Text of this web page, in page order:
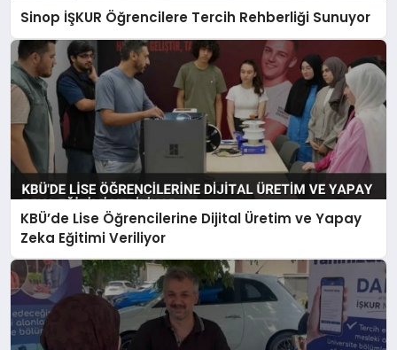
Sinop İŞKUR Öğrencilere Tercih Rehberliği Sunuyor
KBÜ’de Lise Öğrencilerine Dijital Üretim ve Yapay
Zeka Eğitimi Veriliyor